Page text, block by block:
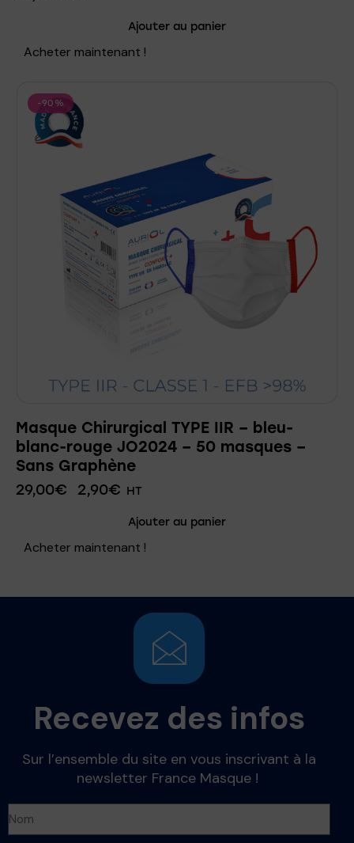
Ajouter au panier
Acheter maintenant !
-90%
Masque Chirurgical TYPE IIR – bleu-
blanc-rouge JO2024 – 50 masques –
Sans Graphène
29,00€ 2,90€ HT
Ajouter au panier
Acheter maintenant !
Recevez des infos
Sur l’ensemble du site en vous inscrivant à la
newsletter France Masque !